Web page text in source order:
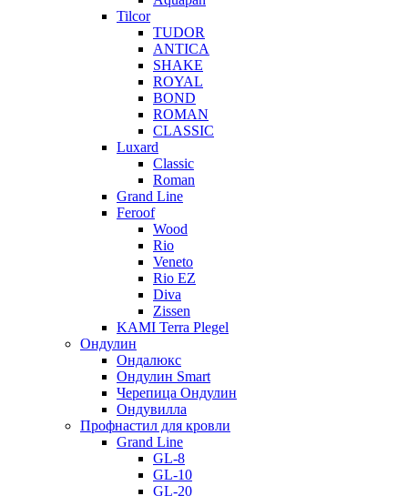
Tilcor
TUDOR
ANTICA
SHAKE
ROYAL
BOND
ROMAN
CLASSIC
Luxard
Classic
Roman
Grand Line
Feroof
Wood
Rio
Veneto
Rio EZ
Diva
Zissen
KAMI Terra Plegel
Ондулин
Ондалюкс
Ондулин Smart
Черепица Ондулин
Ондувилла
Профнастил для кровли
Grand Line
GL-8
GL-10
GL-20